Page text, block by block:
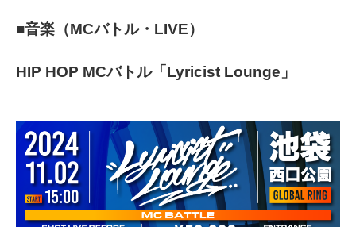
■音楽（MCバトル・LIVE）
HIP HOP MCバトル「Lyricist Lounge」